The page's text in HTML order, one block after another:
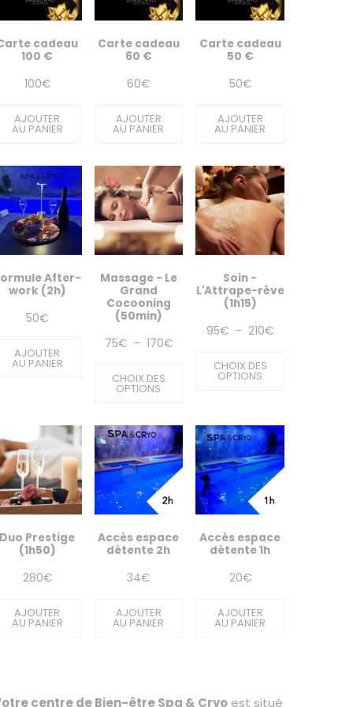
cadeau
100 €
100€
AJOUTER
AU PANIER
Carte cadeau
60 €
60€
AJOUTER
AU PANIER
Carte cadeau
50 €
50€
AJOUTER
AU PANIER
After-
work (2h)
50€
AJOUTER
AU PANIER
Massage - Le
Grand
Cocooning
(50min)
75€ – 170€Plage
à
170€
CHOIX DES
OPTIONS
Soin -
L'Attrape-rêve
(1h15)
95€ – 210€Plage
210€
CHOIX DES
OPTIONS
Duo Prestige
(1h50)
280€
AJOUTER
AU PANIER
Accès espace
détente 2h
34€
AJOUTER
AU PANIER
Accès espace
détente 1h
20€
AJOUTER
AU PANIER
centre de Bien-être Spa & Cryoest situé